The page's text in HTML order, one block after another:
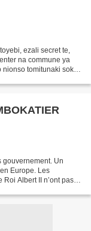
ezali secret te,
na commune ya
tomitunaki soki
gouvernement. Un
Europe. Les
Albert II n’ont pas